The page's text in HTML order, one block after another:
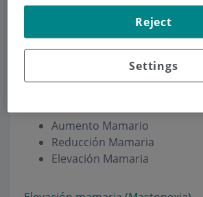
Cirugía Plástica
Aumento Mamario
Reducción Mamaria
Elevación Mamaria
Settings
Reject